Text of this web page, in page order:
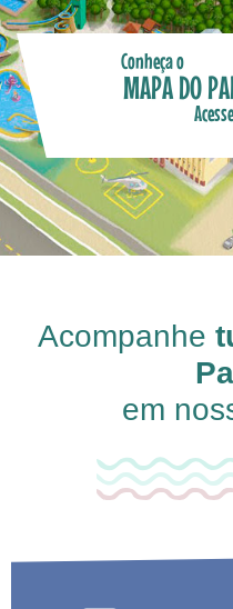
Conheça o
MAPA DO
Acompanhe
em